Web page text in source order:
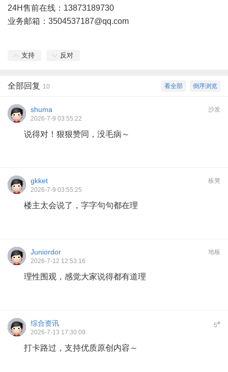
24H售前在线：13873189730
业务邮箱： 3504537187@qq.com
支持 反对
倒序浏览
看全部
全部回复 10
沙发
shuma
2026-7-9 03:55:22
说得对！狠狠赞同，没毛病～
板凳
gkket
2026-7-9 03:55:25
楼主太会说了，字字句句都在理
地板
Juniordor
2026-7-12 12:53:16
理性围观，感觉大家说得都有道理
5#
综合资讯
2026-7-13 17:30:09
打卡路过，支持优质原创内容～